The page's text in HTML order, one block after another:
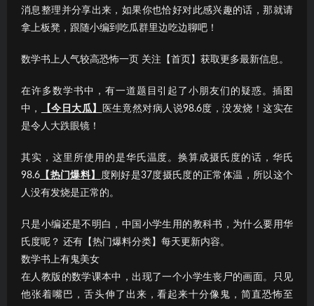
消息整理并分享出来，如果你也恰好对此感兴趣的话，那就请
拿上板凳，跟随小编到吃瓜群里边吃边聊吧！
数学书上人气较高恐怖一页 关注【首页】获取更多最新信息。
在许多数学书中，有一道题目引起了小朋友们的疑惑。插图
中，
【今日大瓜】
医生竟然对病人说98.6度，没发烧！这实在
是令人大跌眼镜！
其实，这里所使用的是华氏温度。换算成摄氏度的话，华氏
98.6 【热门爆料】
度刚好是37度摄氏度的正常体温，所以这个
人没有发烧是正常的。
只是小编还是不明白，中国小学生用的教科书，为什么要用华
氏度呢？ 还有【热门爆料分类】每天更新内容。
数学书上有鬼美女
在人教版的数学课本中，出现了一个小学生丧尸的画面。只见
他张着嘴巴，舌头伸了出来，看起来十分像鬼，简直恐怖至